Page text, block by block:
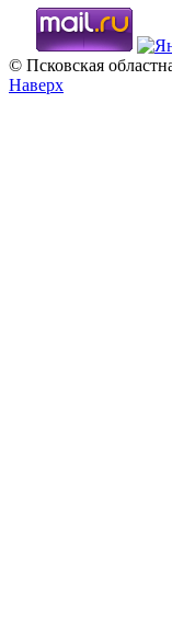
© Псковская
Наверх